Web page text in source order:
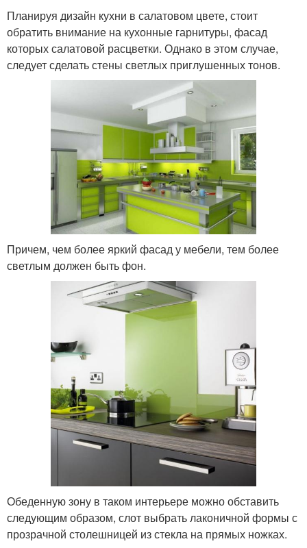
Планируя дизайн кухни в салатовом цвете, стоит
обратить внимание на кухонные гарнитуры, фасад
которых салатовой расцветки. Однако в этом случае,
следует сделать стены светлых приглушенных тонов.
Причем, чем более яркий фасад у мебели, тем более
светлым должен быть фон.
Обеденную зону в таком интерьере можно обставить
следующим образом, слот выбрать лаконичной формы с
прозрачной столешницей из стекла на прямых ножках.